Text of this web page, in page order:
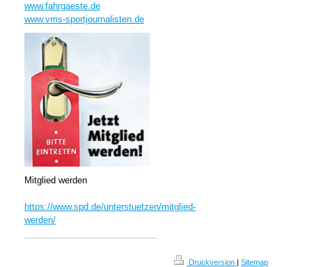
www.fahrgaeste.de
www.vms-sportjournalisten.de
Mitglied werden
https://www.spd.de/unterstuetzen/mitglied-
werden/
Druckversion | Sitemap